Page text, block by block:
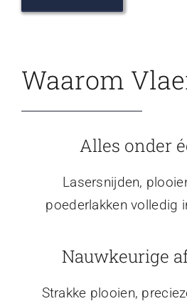
Waarom
Alles onder
Lasersnijden,
poederlakken volledig
Nauwkeurige
Strakke plooien,